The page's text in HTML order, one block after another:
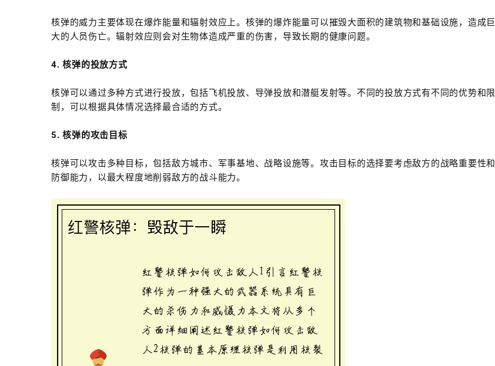
核弹的威力主要体现在爆炸能量和辐射效应上。核弹的爆炸能量可以摧毁大面积的建筑物和基础设施，造成巨
大的人员伤亡。辐射效应则会对生物体造成严重的伤害，导致长期的健康问题。
4. 核弹的投放方式
核弹可以通过多种方式进行投放，包括飞机投放、导弹投放和潜艇发射等。不同的投放方式有不同的优势和限
制，可以根据具体情况选择最合适的方式。
5. 核弹的攻击目标
核弹可以攻击多种目标，包括敌方城市、军事基地、战略设施等。攻击目标的选择要考虑敌方的战略重要性和
防御能力，以最大程度地削弱敌方的战斗能力。